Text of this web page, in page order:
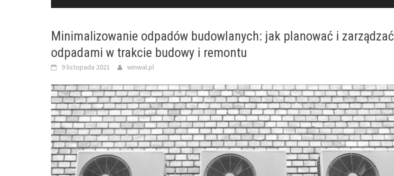
Minimalizowanie odpadów budowlanych: jak planować i zarządzać
odpadami w trakcie budowy i remontu
9 listopada 2021 winwal.pl